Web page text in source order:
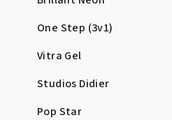
One Step (3v1)
Vitra Gel
Studios Didier
Pop Star